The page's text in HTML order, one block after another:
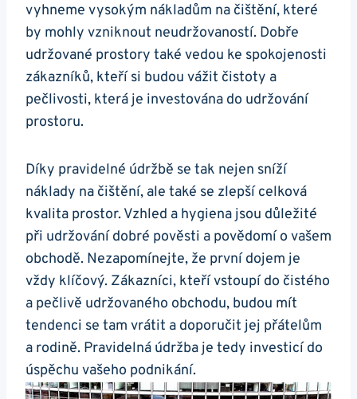
vyhneme vysokým nákladům na čištění, které
by mohly vzniknout neudržovaností. Dobře
udržované prostory také vedou ke spokojenosti
zákazníků, kteří si budou vážit čistoty a
pečlivosti, která je investována do udržování
prostoru.
Díky pravidelné údržbě se tak nejen sníží
náklady na čištění, ale také se zlepší celková
kvalita prostor. Vzhled a hygiena jsou důležité
při udržování dobré pověsti a povědomí o vašem
obchodě. Nezapomínejte, že první dojem je
vždy klíčový. Zákazníci, kteří vstoupí do čistého
a pečlivě udržovaného obchodu, budou mít
tendenci se tam vrátit a doporučit jej přátelům
a rodině. Pravidelná údržba je tedy investicí do
úspěchu vašeho podnikání.